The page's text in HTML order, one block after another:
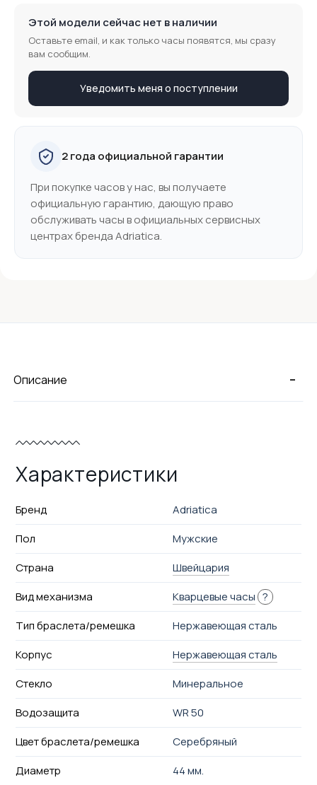
Этой модели сейчас нет в наличии
Оставьте email, и как только часы появятся, мы сразу
вам сообщим.
Уведомить меня о поступлении
2 года официальной гарантии
При покупке часов у нас, вы получаете
официальную гарантию, дающую право
обслуживать часы в официальных сервисных
центрах бренда Adriatica.
-
Описание
Характеристики
Бренд
Adriatica
Пол
Мужские
Страна
Швейцария
Вид механизма
Кварцевые часы ?
Тип браслета/ремешка
Нержавеющая сталь
Корпус
Нержавеющая сталь
Стекло
Минеральное
Водозащита
WR 50
Цвет браслета/ремешка
Серебряный
Диаметр
44 мм.